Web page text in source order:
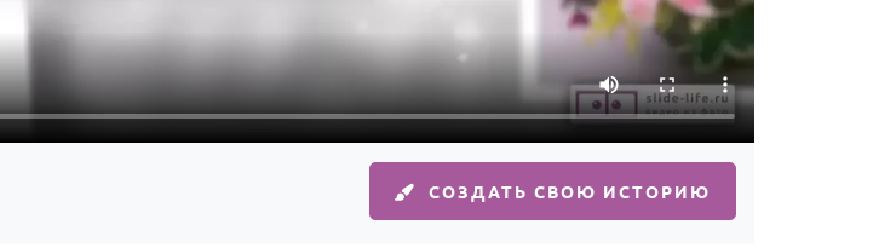
СОЗДАТЬ СВОЮ ИСТОРИЮ